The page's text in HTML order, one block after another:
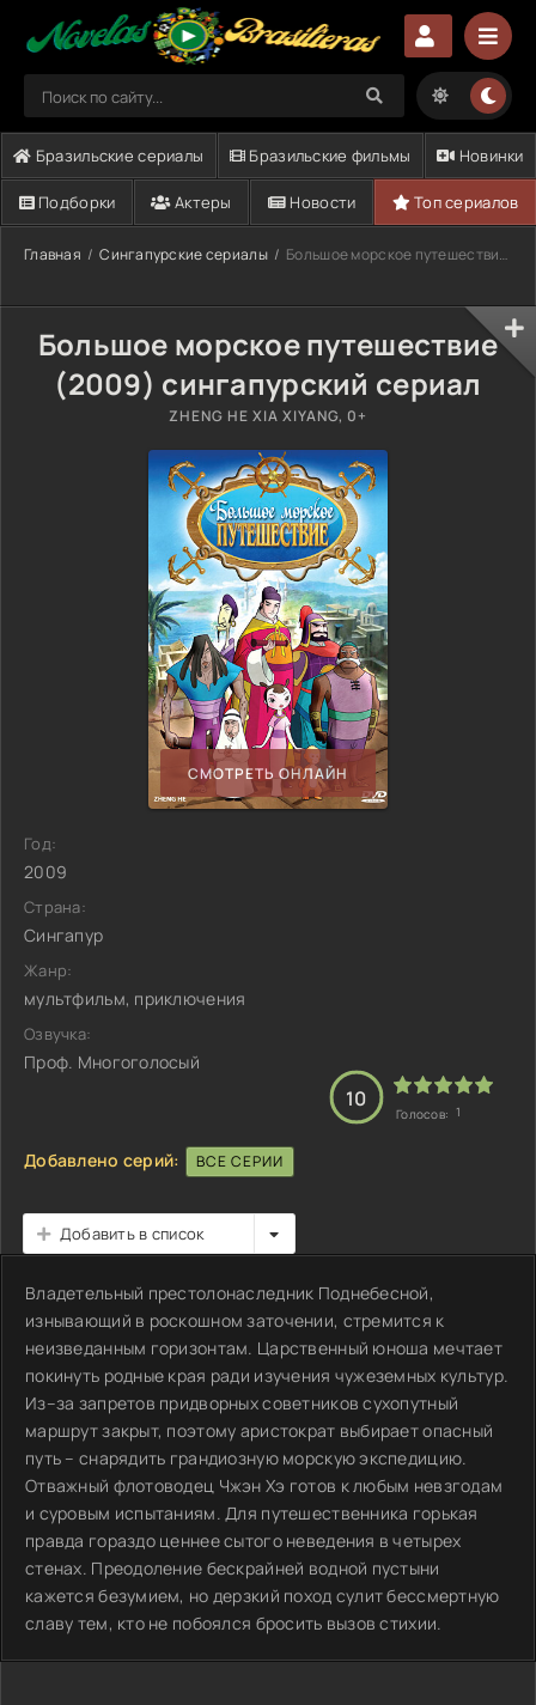
Бразильские сериалы Бразильские фильмы Новинки
Подборки Актеры Новости Топ сериалов
Главная Сингапурские сериалы Большое морское путешествие (2009)
Большое морское путешествие
(2009) сингапурский сериал
ZHENG HE XIA XIYANG, 0+
СМОТРЕТЬ ОНЛАЙН
Год:
2009
Страна:
Сингапур
Жанр:
мультфильм, приключения
Озвучка:
Проф. Многоголосый
10
Голосов: 1
Добавлено серий: ВСЕ СЕРИИ
Добавить в список
Владетельный престолонаследник Поднебесной,
изнывающий в роскошном заточении, стремится к
неизведанным горизонтам. Царственный юноша мечтает
покинуть родные края ради изучения чужеземных культур.
Из–за запретов придворных советников сухопутный
маршрут закрыт, поэтому аристократ выбирает опасный
путь – снарядить грандиозную морскую экспедицию.
Отважный флотоводец Чжэн Хэ готов к любым невзгодам
и суровым испытаниям. Для путешественника горькая
правда гораздо ценнее сытого неведения в четырех
стенах. Преодоление бескрайней водной пустыни
кажется безумием, но дерзкий поход сулит бессмертную
славу тем, кто не побоялся бросить вызов стихии.